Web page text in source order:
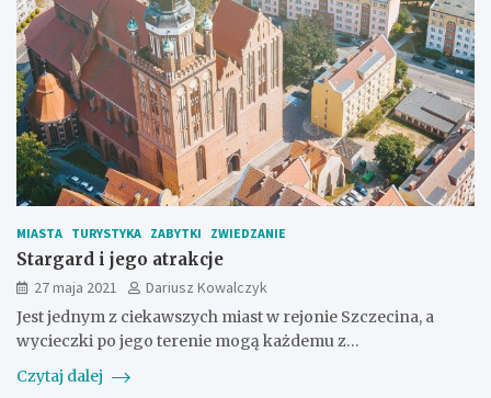
MIASTA TURYSTYKA ZABYTKI ZWIEDZANIE
Stargard i jego atrakcje
27 maja 2021
Dariusz Kowalczyk
Jest jednym z ciekawszych miast w rejonie Szczecina, a
wycieczki po jego terenie mogą każdemu z…
Czytaj dalej